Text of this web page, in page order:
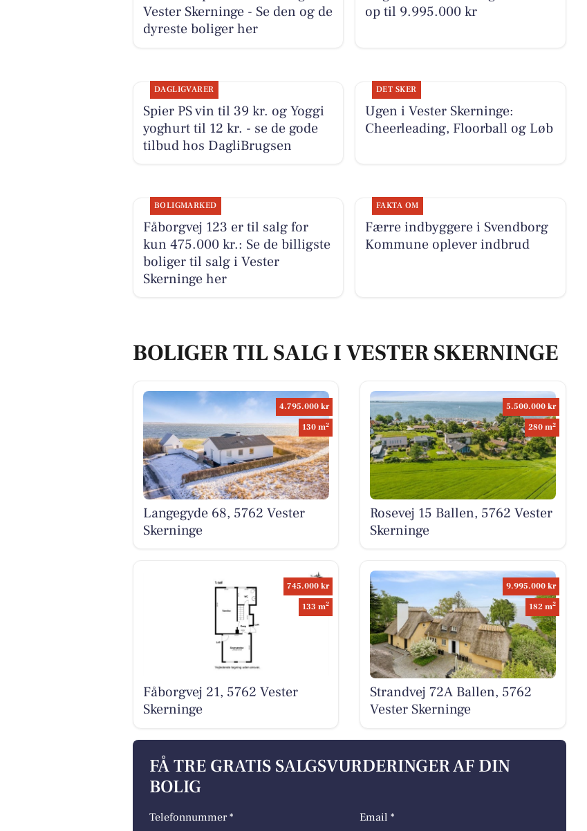
Vester Skerninge - Se den og de
dyreste boliger her
op til 9.995.000 kr
DAGLIGVARER
Spier PS vin til 39 kr. og Yoggi
yoghurt til 12 kr. - se de gode
tilbud hos DagliBrugsen
DET SKER
Ugen i Vester Skerninge:
Cheerleading, Floorball og Løb
BOLIGMARKED
Fåborgvej 123 er til salg for
kun 475.000 kr.: Se de billigste
boliger til salg i Vester
Skerninge her
FAKTA OM
Færre indbyggere i Svendborg
Kommune oplever indbrud
BOLIGER TIL SALG I VESTER SKERNINGE
4.795.000 kr
130 m2
Langegyde 68, 5762 Vester
Skerninge
5.500.000 kr
280 m2
Rosevej 15 Ballen, 5762 Vester
Skerninge
745.000 kr
133 m2
Fåborgvej 21, 5762 Vester
Skerninge
9.995.000 kr
182 m2
Strandvej 72A Ballen, 5762
Vester Skerninge
FÅ TRE GRATIS SALGSVURDERINGER AF DIN
BOLIG
Telefonnummer * Email *